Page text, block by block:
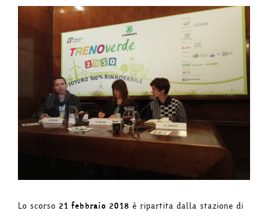
Lo scorso 21 febbraio 2018 è ripartita dalla stazione di